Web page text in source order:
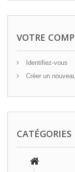
VOTRE
Identifiez-vous
Créer un
CATÉGORIES